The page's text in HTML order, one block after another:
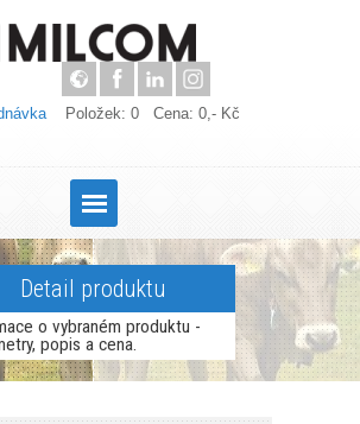
Položek: 0 Cena: 0,- Kč
Detail produktu
o vybraném produktu -
popis a cena.